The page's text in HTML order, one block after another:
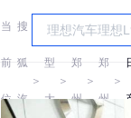
当
前
位
搜
狐
汽
＞
车
型
大
＞
风
郑
州
＞
风
郑
州
＞